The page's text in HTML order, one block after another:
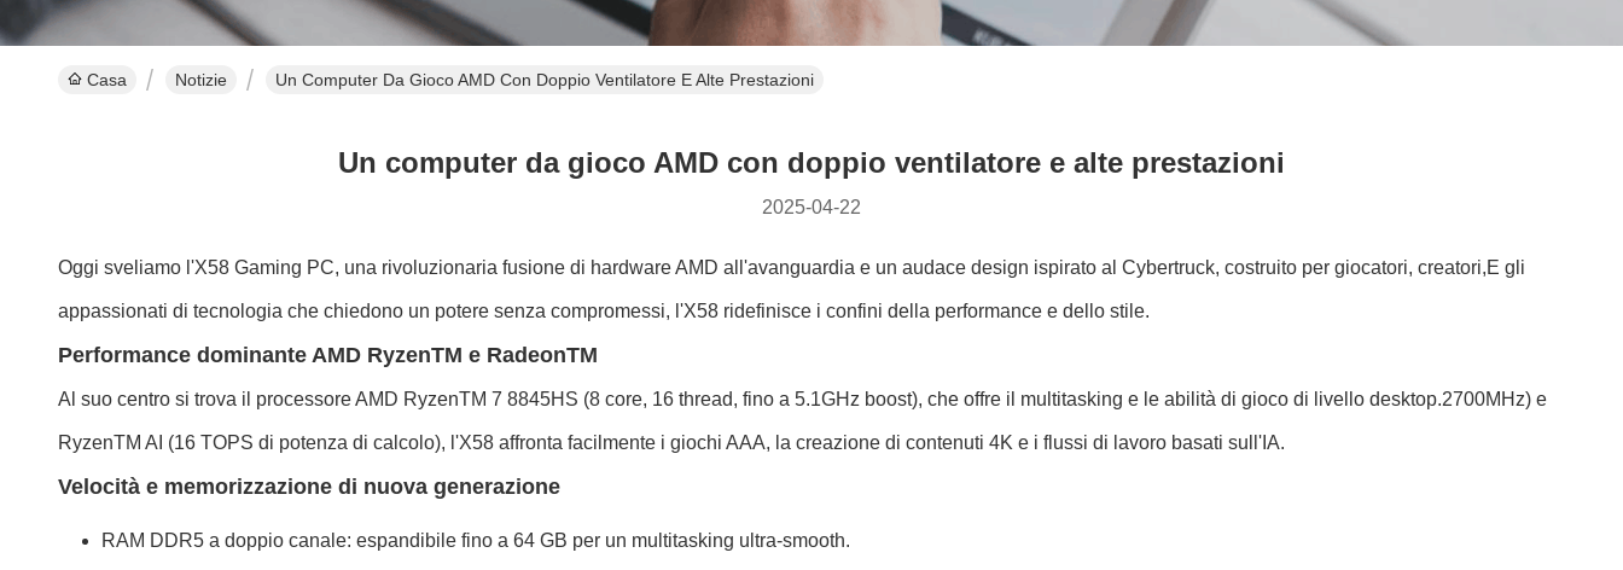
Casa Notizie Un Computer Da Gioco AMD Con Doppio Ventilatore E Alte Prestazioni
Un computer da gioco AMD con doppio ventilatore e alte prestazioni
2025-04-22
Oggi sveliamo l'X58 Gaming PC, una rivoluzionaria fusione di hardware AMD all'avanguardia e un audace design ispirato al Cybertruck, costruito per giocatori, creatori,E gli
appassionati di tecnologia che chiedono un potere senza compromessi, l'X58 ridefinisce i confini della performance e dello stile.
Performance dominante AMD RyzenTM e RadeonTM
Al suo centro si trova il processore AMD RyzenTM 7 8845HS (8 core, 16 thread, fino a 5.1GHz boost), che offre il multitasking e le abilità di gioco di livello desktop.2700MHz) e
RyzenTM AI (16 TOPS di potenza di calcolo), l'X58 affronta facilmente i giochi AAA, la creazione di contenuti 4K e i flussi di lavoro basati sull'IA.
Velocità e memorizzazione di nuova generazione
RAM DDR5 a doppio canale: espandibile fino a 64 GB per un multitasking ultra-smooth.